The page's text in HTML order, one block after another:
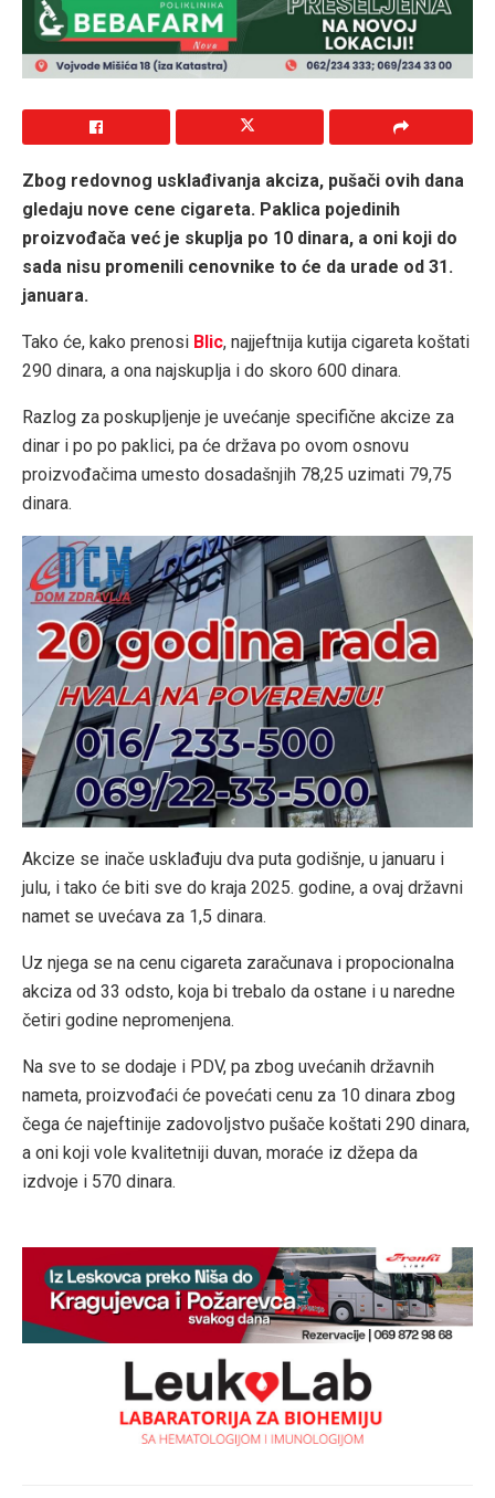
Zbog redovnog usklađivanja akciza, pušači ovih dana
gledaju nove cene cigareta. Paklica pojedinih
proizvođača već je skuplja po 10 dinara, a oni koji do
sada nisu promenili cenovnike to će da urade od 31.
januara.
Tako će, kako prenosi Blic, najjeftnija kutija cigareta koštati
290 dinara, a ona najskuplja i do skoro 600 dinara.
Razlog za poskupljenje je uvećanje specifične akcize za
dinar i po po paklici, pa će država po ovom osnovu
proizvođačima umesto dosadašnjih 78,25 uzimati 79,75
dinara.
Akcize se inače usklađuju dva puta godišnje, u januaru i
julu, i tako će biti sve do kraja 2025. godine, a ovaj državni
namet se uvećava za 1,5 dinara.
Uz njega se na cenu cigareta zaračunava i propocionalna
akciza od 33 odsto, koja bi trebalo da ostane i u naredne
četiri godine nepromenjena.
Na sve to se dodaje i PDV, pa zbog uvećanih državnih
nameta, proizvođaći će povećati cenu za 10 dinara zbog
čega će najeftinije zadovoljstvo pušače koštati 290 dinara,
a oni koji vole kvalitetniji duvan, moraće iz džepa da
izdvoje i 570 dinara.